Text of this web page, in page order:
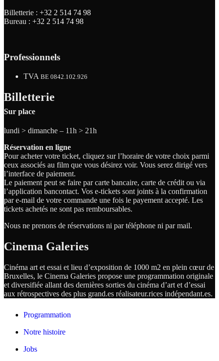
Billetterie : +32 2 514 74 98
Bureau : +32 2 514 74 98
Professionnels
TVA BE 0842.102.926
Billetterie
Sur place
lundi > dimanche – 11h > 21h
Réservation en ligne
Pour acheter votre ticket, cliquez sur l’horaire de votre choix parmi
ceux associés au film que vous désirez voir. Vous serez dirigé vers
l’interface de paiement.
Le paiement peut se faire par carte bancaire, carte de crédit ou via
l’application bancontact. Vos e-tickets sont joints à la confirmation
par e-mail de votre commande une fois le payement accepté. Les
tickets achetés ne sont pas remboursables.
Nous ne prenons de réservations ni par téléphone ni par mail.
Cinema Galeries
Cinéma art et essai et lieu d’exposition de 1000 m2 en plein cœur de
Bruxelles, le Cinema Galeries propose une programmation originale
et diversifiée allant des dernières sorties du cinéma d’art et d’essai
aux rétrospectives des plus grand.es réalisateur.rices indépendant.es.
Programmation
Notre histoire
Jobs